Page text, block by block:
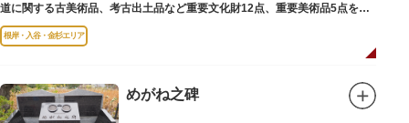
道に関する古美術品、考古出土品など重要文化財12点、重要美術品5点を含
む約16000点が収蔵されています。
根岸・入谷・金杉エリア
めがね之碑